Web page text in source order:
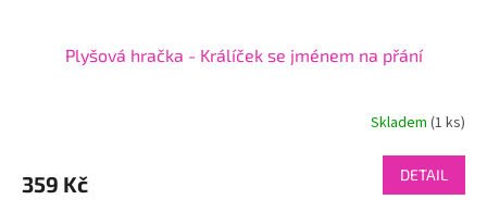
Plyšová hračka - Králíček se jménem na přání
Skladem (1 ks)
359 Kč DETAIL